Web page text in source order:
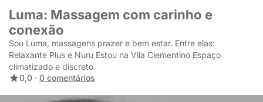
Luma: Massagem com carinho e
conexão
Sou Luma, massagens prazer e bem estar. Entre elas:
Relaxante Plus e Nuru Estou na Vila Clementino Espaço
climatizado e discreto
0,0 · 0 comentários